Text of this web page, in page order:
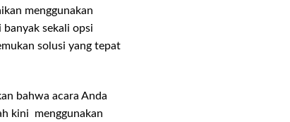
menggunakan
sekali opsi
solusi yang tepat
bahwa acara Anda
kini menggunakan